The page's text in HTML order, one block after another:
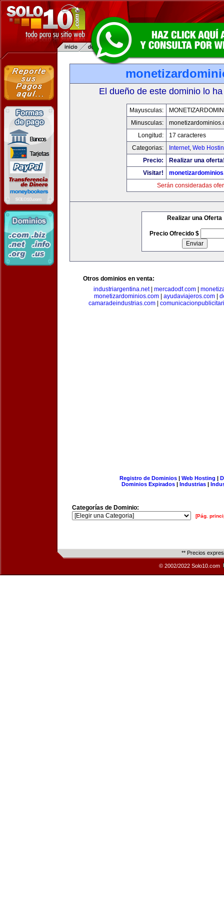
El dueño de este dominio lo
Mayusculas:
Minusculas:
Longitud:
17 caracteres
Categorias:
Internet, Web
Precio:
Realizar una
Visitar!
Serán consideradas
Realizar una Oferta
Precio Ofrecido $
Otros dominios en venta:
industriargentina.net| mercadodf.com|
monetizardominios.com
ayudaviajeros.com
camaradeindustrias.com|
Registro de Dominios| Web Hosting |
Dominios Expirados | Industrias |
Categorías de Dominio:
[Pág.
** Precios
© 2002/2022 Solo10.com